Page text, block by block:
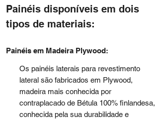
Painéis disponíveis em dois
tipos de materiais:
Painéis em Madeira Plywood:
Os painéis laterais para revestimento
lateral são fabricados em Plywood,
madeira mais conhecida por
contraplacado de Bétula 100% finlandesa,
conhecida pela sua durabilidade e